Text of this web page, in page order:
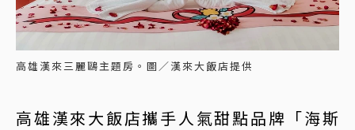
高雄漢來三麗鷗主題房。圖／漢來大飯店提供
高雄漢來大飯店攜手人氣甜點品牌「海斯